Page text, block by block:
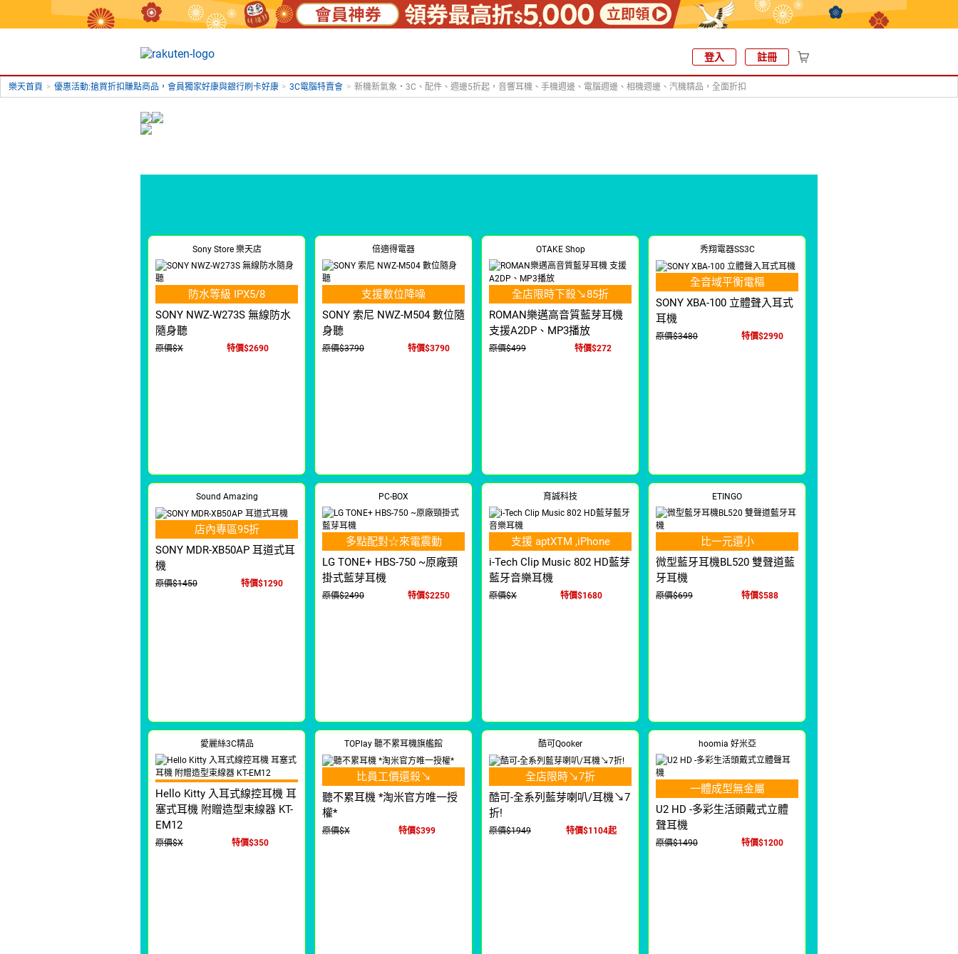
登入 註冊
樂天首頁 > 優惠活動:搶買折扣賺點商品，會員獨家好康與銀行刷卡好康 > 3C電腦特賣會 > 新機新氣象‧3C、配件、週邊5折起，音響耳機、手機週邊、電腦週邊、相機週邊、汽機精品，全面折扣
Sony Store 樂天店
防水等級 IPX5/8
SONY NWZ-W273S 無線防水
隨身聽
原價$X 特價$2690
倍適得電器
支援數位降噪
SONY 索尼 NWZ-M504 數位隨
身聽
原價$3790 特價$3790
OTAKE Shop
全店限時下殺↘85折
ROMAN樂邁高音質藍芽耳機
支援A2DP、MP3播放
原價$499 特價$272
秀翔電器SS3C
全音域平衡電樞
SONY XBA-100 立體聲入耳式
耳機
原價$3480 特價$2990
Sound Amazing
店內專區95折
SONY MDR-XB50AP 耳道式耳
機
原價$1450 特價$1290
PC-BOX
多點配對☆來電震動
LG TONE+ HBS-750 ~原廠頸
掛式藍芽耳機
原價$2490 特價$2250
育誠科技
支援 aptXTM ,iPhone
i-Tech Clip Music 802 HD藍芽
藍牙音樂耳機
原價$X 特價$1680
ETINGO
比一元還小
微型藍牙耳機BL520 雙聲道藍
牙耳機
原價$699 特價$588
愛麗絲3C精品
Hello Kitty 入耳式線控耳機 耳
塞式耳機 附贈造型束線器 KT-
EM12
原價$X 特價$350
TOPlay 聽不累耳機旗艦館
比員工價還殺↘
聽不累耳機 *淘米官方唯一授
權*
原價$X 特價$399
酷可Qooker
全店限時↘7折
酷可-全系列藍芽喇叭/耳機↘7
折!
原價$1949 特價$1104起
hoomia 好米亞
一體成型無金屬
U2 HD -多彩生活頭戴式立體
聲耳機
原價$1490 特價$1200